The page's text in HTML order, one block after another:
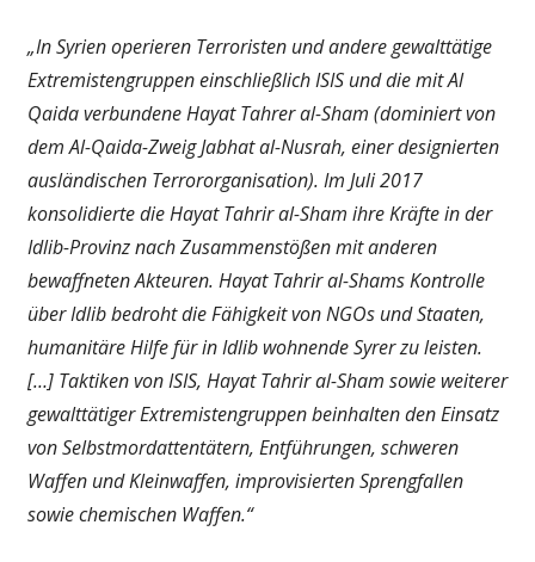
„In Syrien operieren Terroristen und andere gewalttätige
Extremistengruppen einschließlich ISIS und die mit Al
Qaida verbundene Hayat Tahrer al-Sham (dominiert von
dem Al-Qaida-Zweig Jabhat al-Nusrah, einer designierten
ausländischen Terrororganisation). Im Juli 2017
konsolidierte die Hayat Tahrir al-Sham ihre Kräfte in der
Idlib-Provinz nach Zusammenstößen mit anderen
bewaffneten Akteuren. Hayat Tahrir al-Shams Kontrolle
über Idlib bedroht die Fähigkeit von NGOs und Staaten,
humanitäre Hilfe für in Idlib wohnende Syrer zu leisten.
[…] Taktiken von ISIS, Hayat Tahrir al-Sham sowie weiterer
gewalttätiger Extremistengruppen beinhalten den Einsatz
von Selbstmordattentätern, Entführungen, schweren
Waffen und Kleinwaffen, improvisierten Sprengfallen
sowie chemischen Waffen.“